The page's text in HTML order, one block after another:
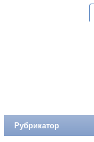
Рубрикатор